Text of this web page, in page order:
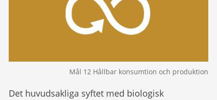
Mål 12 Hållbar konsumtion och produktion
Det huvudsakliga syftet med biologisk